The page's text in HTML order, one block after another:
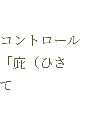
ントロール
庇（ひさ